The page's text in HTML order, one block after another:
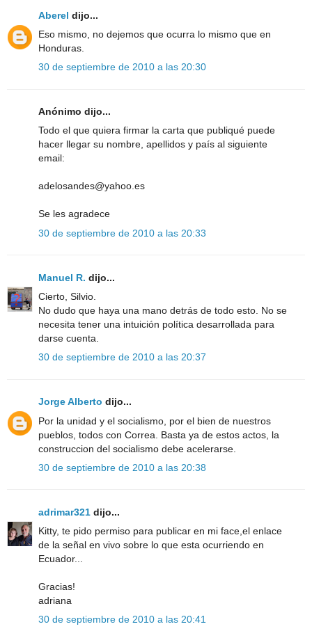
Aberel dijo...
Eso mismo, no dejemos que ocurra lo mismo que en
Honduras.
30 de septiembre de 2010 a las 20:30
Anónimo dijo...
Todo el que quiera firmar la carta que publiqué puede
hacer llegar su nombre, apellidos y país al siguiente
email:
adelosandes@yahoo.es
Se les agradece
30 de septiembre de 2010 a las 20:33
Manuel R. dijo...
Cierto, Silvio.
No dudo que haya una mano detrás de todo esto. No se
necesita tener una intuición política desarrollada para
darse cuenta.
30 de septiembre de 2010 a las 20:37
Jorge Alberto dijo...
Por la unidad y el socialismo, por el bien de nuestros
pueblos, todos con Correa. Basta ya de estos actos, la
construccion del socialismo debe acelerarse.
30 de septiembre de 2010 a las 20:38
adrimar321 dijo...
Kitty, te pido permiso para publicar en mi face,el enlace
de la señal en vivo sobre lo que esta ocurriendo en
Ecuador...
Gracias!
adriana
30 de septiembre de 2010 a las 20:41